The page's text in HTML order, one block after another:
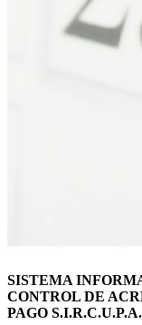
SISTEMA
CONTROL DE
PAGO S.I.R.C.U.P.A.